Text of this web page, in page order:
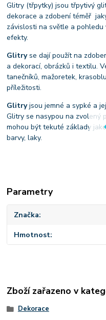
Glitry (třpytky) jsou třpytivý
dekorace a zdobení téměř
závislosti na světle a
efekty.
Glitryse dají použít na
a dekorací, obrázků i textilu.
tanečníků, mažoretek,
příležitosti.
Glitryjsou jemné a sypké a
Glitry se nasypou na zvolený
mohou být tekuté základy
barvy, laky.
Parametry
Značka
Hmotnost
Zboží zařazeno v
Dekorace